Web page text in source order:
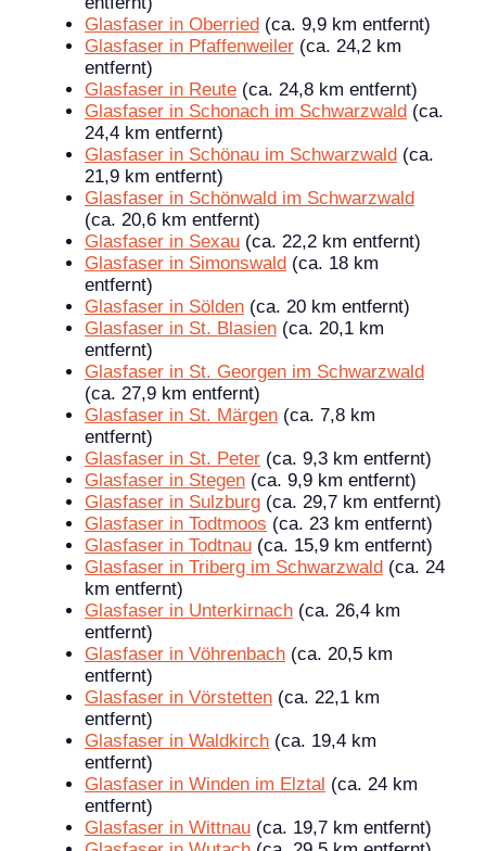
Glasfaser in Oberried (ca. 9,9 km entfernt)
Glasfaser in Pfaffenweiler (ca. 24,2 km
entfernt)
Glasfaser in Reute (ca. 24,8 km entfernt)
Glasfaser in Schonach im Schwarzwald (ca.
24,4 km entfernt)
Glasfaser in Schönau im Schwarzwald (ca.
21,9 km entfernt)
Glasfaser in Schönwald im Schwarzwald
(ca. 20,6 km entfernt)
Glasfaser in Sexau (ca. 22,2 km entfernt)
Glasfaser in Simonswald (ca. 18 km
entfernt)
Glasfaser in Sölden (ca. 20 km entfernt)
Glasfaser in St. Blasien (ca. 20,1 km
entfernt)
Glasfaser in St. Georgen im Schwarzwald
(ca. 27,9 km entfernt)
Glasfaser in St. Märgen (ca. 7,8 km
entfernt)
Glasfaser in St. Peter (ca. 9,3 km entfernt)
Glasfaser in Stegen (ca. 9,9 km entfernt)
Glasfaser in Sulzburg (ca. 29,7 km entfernt)
Glasfaser in Todtmoos (ca. 23 km entfernt)
Glasfaser in Todtnau (ca. 15,9 km entfernt)
Glasfaser in Triberg im Schwarzwald (ca. 24
km entfernt)
Glasfaser in Unterkirnach (ca. 26,4 km
entfernt)
Glasfaser in Vöhrenbach (ca. 20,5 km
entfernt)
Glasfaser in Vörstetten (ca. 22,1 km
entfernt)
Glasfaser in Waldkirch (ca. 19,4 km
entfernt)
Glasfaser in Winden im Elztal (ca. 24 km
entfernt)
Glasfaser in Wittnau (ca. 19,7 km entfernt)